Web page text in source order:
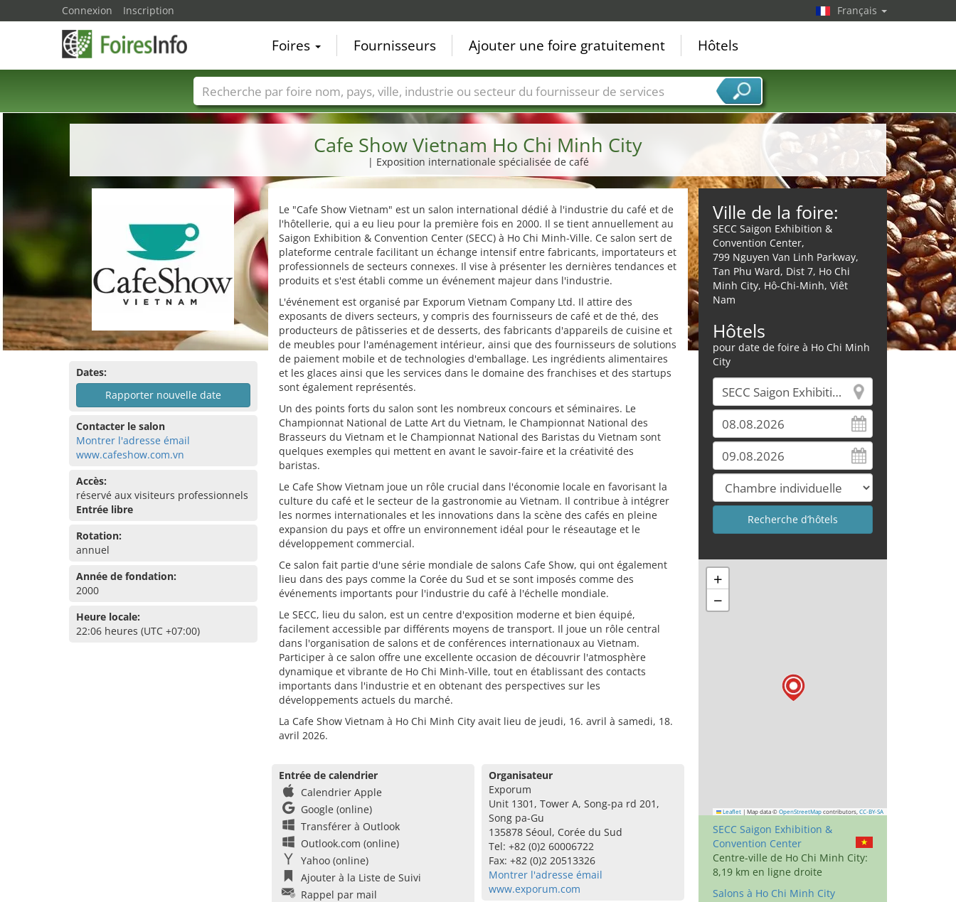
Cafe Show Vietnam Ho Chi Minh City
| Exposition internationale spécialisée de café
Dates:
Rapporter nouvelle date
Contacter le salon
Montrer l'adresse émail
www.cafeshow.com.vn
Accès:
réservé aux visiteurs professionnels
Entrée libre
Rotation:
annuel
Année de fondation:
2000
Heure locale:
22:06 heures (UTC +07:00)
Le "Cafe Show Vietnam" est un salon international dédié à l'industrie du café et de
l'hôtellerie, qui a eu lieu pour la première fois en 2000. Il se tient annuellement au
Saigon Exhibition & Convention Center (SECC) à Ho Chi Minh-Ville. Ce salon sert de
plateforme centrale facilitant un échange intensif entre fabricants, importateurs et
professionnels de secteurs connexes. Il vise à présenter les dernières tendances et
produits et s'est établi comme un événement majeur dans l'industrie.
L'événement est organisé par Exporum Vietnam Company Ltd. Il attire des
exposants de divers secteurs, y compris des fournisseurs de café et de thé, des
producteurs de pâtisseries et de desserts, des fabricants d'appareils de cuisine et
de meubles pour l'aménagement intérieur, ainsi que des fournisseurs de solutions
de paiement mobile et de technologies d'emballage. Les ingrédients alimentaires
et les glaces ainsi que les services dans le domaine des franchises et des startups
sont également représentés.
Un des points forts du salon sont les nombreux concours et séminaires. Le
Championnat National de Latte Art du Vietnam, le Championnat National des
Brasseurs du Vietnam et le Championnat National des Baristas du Vietnam sont
quelques exemples qui mettent en avant le savoir-faire et la créativité des
baristas.
Le Cafe Show Vietnam joue un rôle crucial dans l'économie locale en favorisant la
culture du café et le secteur de la gastronomie au Vietnam. Il contribue à intégrer
les normes internationales et les innovations dans la scène des cafés en pleine
expansion du pays et offre un environnement idéal pour le réseautage et le
développement commercial.
Ce salon fait partie d'une série mondiale de salons Cafe Show, qui ont également
lieu dans des pays comme la Corée du Sud et se sont imposés comme des
événements importants pour l'industrie du café à l'échelle mondiale.
Le SECC, lieu du salon, est un centre d'exposition moderne et bien équipé,
facilement accessible par différents moyens de transport. Il joue un rôle central
dans l'organisation de salons et de conférences internationaux au Vietnam.
Participer à ce salon offre une excellente occasion de découvrir l'atmosphère
dynamique et vibrante de Ho Chi Minh-Ville, tout en établissant des contacts
importants dans l'industrie et en obtenant des perspectives sur les
développements actuels du marché.
La Cafe Show Vietnam à Ho Chi Minh City avait lieu de jeudi, 16. avril à samedi, 18.
avril 2026.
Entrée de calendrier
Calendrier Apple
Google (online)
Transférer à Outlook
Outlook.com (online)
Yahoo (online)
Ajouter à la Liste de Suivi
Rappel par mail
Organisateur
Exporum
Unit 1301, Tower A, Song-pa rd 201,
Song pa-Gu
135878 Séoul, Corée du Sud
Tel: +82 (0)2 60006722
Fax: +82 (0)2 20513326
Montrer l'adresse émail
www.exporum.com
Ville de la foire:
SECC Saigon Exhibition &
Convention Center,
799 Nguyen Van Linh Parkway,
Tan Phu Ward, Dist 7, Ho Chi
Minh City, Hô-Chi-Minh, Viêt
Nam
Hôtels
pour date de foire à Ho Chi Minh
City
+
−
Leaflet | Map data © OpenStreetMap contributors, CC-BY-SA
SECC Saigon Exhibition &
Convention Center
Centre-ville de Ho Chi Minh City:
8,19 km en ligne droite
Salons à Ho Chi Minh City
Connexion Inscription Français
Foires Fournisseurs Ajouter une foire gratuitement Hôtels
Foire noms Pays Villes Secteurs de foire Secteurs du fournisseur de services